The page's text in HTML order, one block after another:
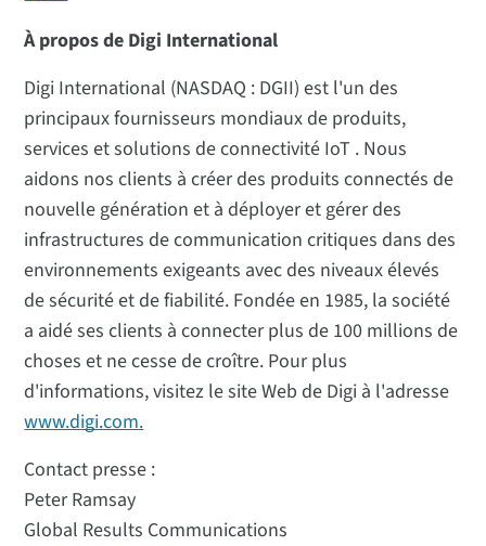
À propos de Digi International
Digi International (NASDAQ : DGII) est l'un des
principaux fournisseurs mondiaux de produits,
services et solutions de connectivité IoT . Nous
aidons nos clients à créer des produits connectés de
nouvelle génération et à déployer et gérer des
infrastructures de communication critiques dans des
environnements exigeants avec des niveaux élevés
de sécurité et de fiabilité. Fondée en 1985, la société
a aidé ses clients à connecter plus de 100 millions de
choses et ne cesse de croître. Pour plus
d'informations, visitez le site Web de Digi à l'adresse
www.digi.com.
Contact presse :
Peter Ramsay
Global Results Communications